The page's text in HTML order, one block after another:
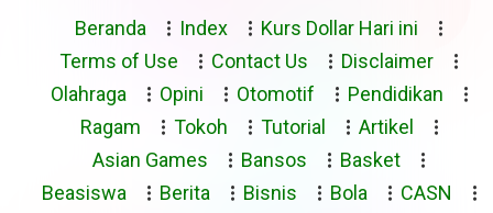
Beranda Index
Kurs Dollar Hari ini
Terms of Use
Contact Us
Disclaimer
Olahraga
Opini Otomotif
Pendidikan
Ragam
Tokoh Tutorial
Artikel
Asian Games
Bansos
Basket
Beasiswa
Berita Bisnis Bola
CASN